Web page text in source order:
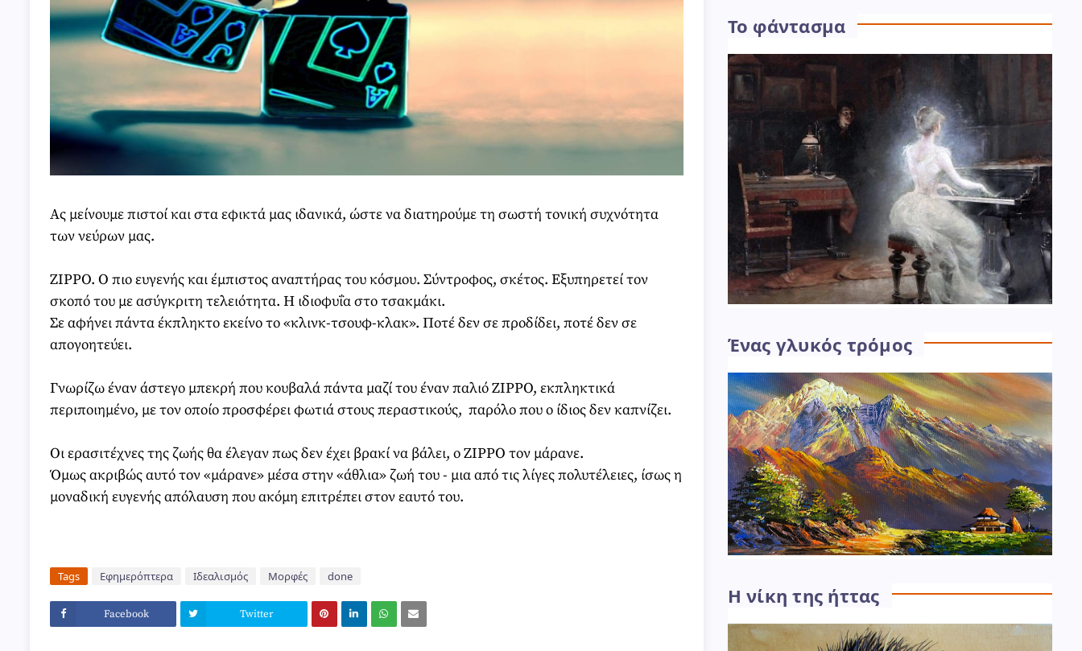
Ας μείνουμε πιστοί και στα εφικτά μας ιδανικά, ώστε να διατηρούμε τη σωστή τονική συχνότητα
των νεύρων μας.
ZIPPO. Ο πιο ευγενής και έμπιστος αναπτήρας του κόσμου. Σύντροφος, σκέτος. Εξυπηρετεί τον
σκοπό του με ασύγκριτη τελειότητα. Η ιδιοφυΐα στο τσακμάκι.
Σε αφήνει πάντα έκπληκτο εκείνο το «κλινκ-τσουφ-κλακ». Ποτέ δεν σε προδίδει, ποτέ δεν σε
απογοητεύει.
Γνωρίζω έναν άστεγο μπεκρή που κουβαλά πάντα μαζί του έναν παλιό ZIPPO, εκπληκτικά
περιποιημένο, με τον οποίο προσφέρει φωτιά στους περαστικούς, παρόλο που ο ίδιος δεν καπνίζει.
Οι ερασιτέχνες της ζωής θα έλεγαν πως δεν έχει βρακί να βάλει, ο ZIPPO τον μάρανε.
Όμως ακριβώς αυτό τον «μάρανε» μέσα στην «άθλια» ζωή του - μια από τις λίγες πολυτέλειες, ίσως η
μοναδική ευγενής απόλαυση που ακόμη επιτρέπει στον εαυτό του.
Tags Εφημερόπτερα Ιδεαλισμός Μορφές done
Facebook Twitter
Το φάντασμα
Ένας γλυκός τρόμος
Η νίκη της ήττας